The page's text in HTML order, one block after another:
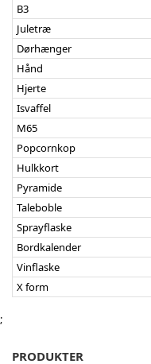
B3
Juletræ
Dørhænger
Hånd
Hjerte
Isvaffel
M65
Popcornkop
Hulkkort
Pyramide
Taleboble
Sprayflaske
Bordkalender
Vinflaske
X form
;
PRODUKTER